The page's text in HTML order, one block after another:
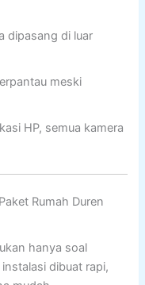
dipasang di luar
meski
HP, semua kamera
Rumah Duren
hanya soal
dibuat rapi,